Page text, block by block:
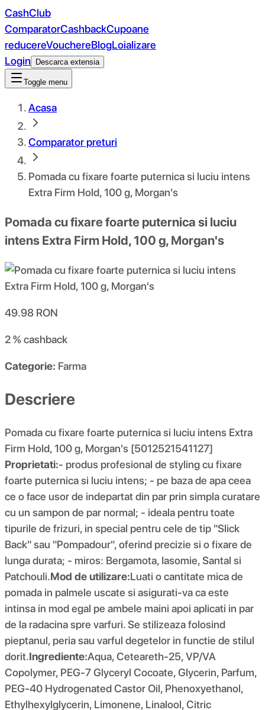
CashClub
ComparatorCashbackCupoane
reducereVouchereBlogLoializare
Login
Descarca extensia
Toggle menu
Acasa
Comparator preturi
Pomada cu fixare foarte puternica si luciu intens
Extra Firm Hold, 100 g, Morgan's
Pomada cu fixare foarte puternica si luciu
intens Extra Firm Hold, 100 g, Morgan's
49.98 RON
2 %cashback
Categorie: Farma
Descriere
Pomada cu fixare foarte puternica si luciu intens Extra
Firm Hold, 100 g, Morgan's [5012521541127]
Proprietati:- produs profesional de styling cu fixare
foarte puternica si luciu intens; - pe baza de apa ceea
ce o face usor de indepartat din par prin simpla curatare
cu un sampon de par normal; - ideala pentru toate
tipurile de frizuri, in special pentru cele de tip "Slick
Back" sau "Pompadour", oferind precizie si o fixare de
lunga durata; - miros: Bergamota, Iasomie, Santal si
Patchouli.Mod de utilizare:Luati o cantitate mica de
pomada in palmele uscate si asigurati-va ca este
intinsa in mod egal pe ambele maini apoi aplicati in par
de la radacina spre varfuri. Se stilizeaza folosind
pieptanul, peria sau varful degetelor in functie de stilul
dorit.Ingrediente:Aqua, Ceteareth-25, VP/VA
Copolymer, PEG-7 Glyceryl Cocoate, Glycerin, Parfum,
PEG-40 Hydrogenated Castor Oil, Phenoxyethanol,
Ethylhexylglycerin, Limonene, Linalool, Citric